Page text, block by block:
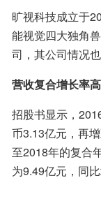
旷视科技成立于
能视觉四大独角
司，其公司情况
营收复合增长率
招股书显示，
币3.13亿元，再
至2018年的复合
为9.49亿元，同比